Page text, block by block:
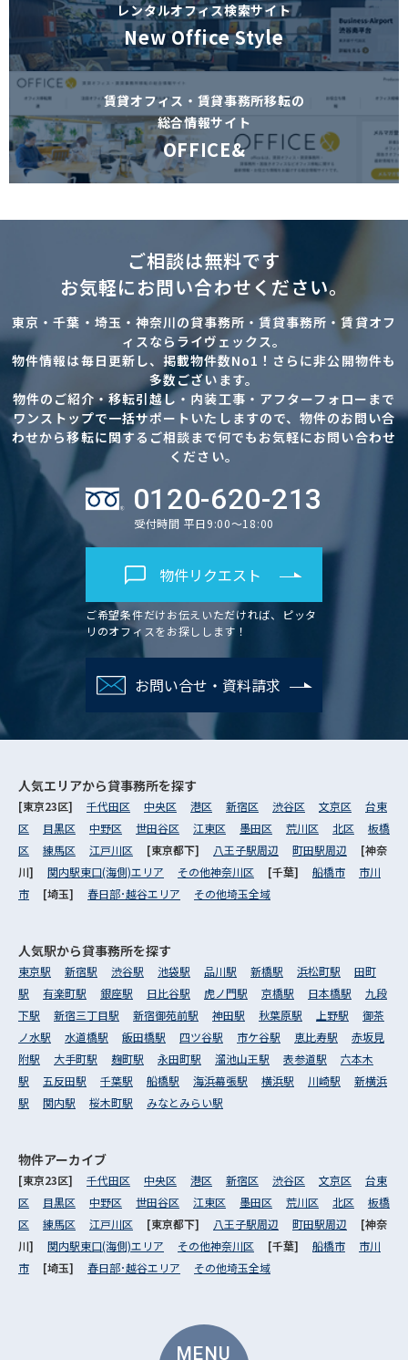
レンタルオフィス検索サイト
New Office Style
賃貸オフィス・賃貸事務所移転の
総合情報サイト
OFFICE&
ご相談は無料です
お気軽にお問い合わせください。
東京・千葉・埼玉・神奈川の貸事務所・賃貸事務所・賃貸オフ
ィスならライヴェックス。
物件情報は毎日更新し、掲載物件数No1！さらに非公開物件も
多数ございます。
物件のご紹介・移転引越し・内装工事・アフターフォローまで
ワンストップで一括サポートいたしますので、物件のお問い合
わせから移転に関するご相談まで何でもお気軽にお問い合わせ
ください。
0120-620-213
受付時間 平日9:00～18:00
物件リクエスト
ご希望条件だけお伝えいただければ、ピッタ
リのオフィスをお探しします！
お問い合せ・資料請求
MENU
人気エリアから貸事務所を探す
[東京23区] 千代田区 中央区 港区 新宿区 渋谷区 文京区
台東
区
目黒区 中野区 世田谷区 江東区 墨田区 荒川区 北区
板橋
区
練馬区 江戸川区 [東京都下] 八王子駅周辺 町田駅周辺
[神奈
川] 関内駅東口(海側)エリア その他神奈川区 [千葉] 船橋市
市川
市
[埼玉] 春日部･越谷エリア その他埼玉全域
人気駅から貸事務所を探す
東京駅 新宿駅 渋谷駅 池袋駅 品川駅 新橋駅 浜松町駅
田町
駅
有楽町駅 銀座駅 日比谷駅 虎ノ門駅 京橋駅 日本橋駅
九段
下駅
新宿三丁目駅 新宿御苑前駅 神田駅 秋葉原駅 上野駅
御茶
ノ水駅
水道橋駅 飯田橋駅 四ツ谷駅 市ケ谷駅 恵比寿駅
赤坂見
附駅
大手町駅 麹町駅 永田町駅 溜池山王駅 表参道駅
六本木
駅
五反田駅 千葉駅 船橋駅 海浜幕張駅 横浜駅 川崎駅
新横浜
駅
関内駅 桜木町駅 みなとみらい駅
物件アーカイブ
[東京23区] 千代田区 中央区 港区 新宿区 渋谷区 文京区
台東
区
目黒区 中野区 世田谷区 江東区 墨田区 荒川区 北区
板橋
区
練馬区 江戸川区 [東京都下] 八王子駅周辺 町田駅周辺
[神奈
川] 関内駅東口(海側)エリア その他神奈川区 [千葉] 船橋市
市川
市
[埼玉] 春日部･越谷エリア その他埼玉全域